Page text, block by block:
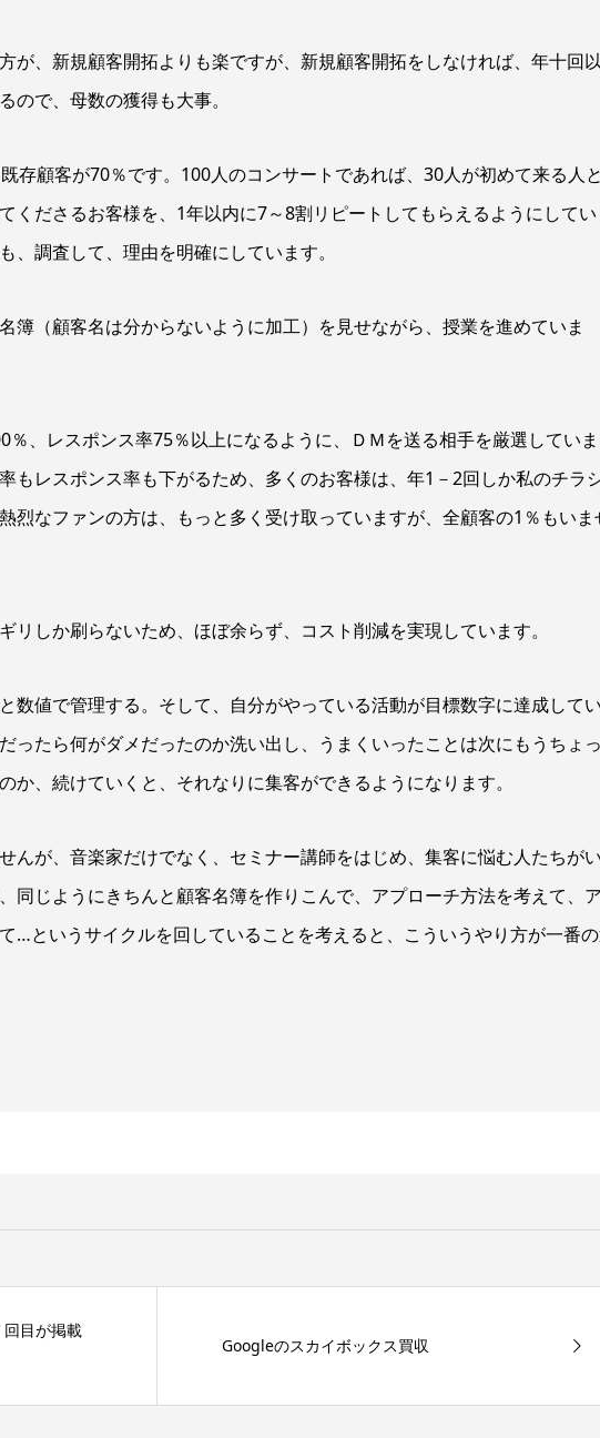
が、新規顧客開拓よりも楽ですが、新規顧客開拓をしなければ、年十回以
ので、母数の獲得も大事。
存顧客が70％です。100人のコンサートであれば、30人が初めて来る人と
くださるお客様を、1年以内に7～8割リピートしてもらえるようにしてい
調査して、理由を明確にしています。
簿（顧客名は分からないように加工）を見せながら、授業を進めていま
％、レスポンス率75％以上になるように、ＤＭを送る相手を厳選していま
もレスポンス率も下がるため、多くのお客様は、年1－2回しか私のチラ
烈なファンの方は、もっと多く受け取っていますが、全顧客の1％もいま
リしか刷らないため、ほぼ余らず、コスト削減を実現しています。
数値で管理する。そして、自分がやっている活動が目標数字に達成してい
ったら何がダメだったのか洗い出し、うまくいったことは次にもうちょっ
か、続けていくと、それなりに集客ができるようになります。
んが、音楽家だけでなく、セミナー講師をはじめ、集客に悩む人たちがい
同じようにきちんと顧客名簿を作りこんで、アプローチ方法を考えて、ア
…というサイクルを回していることを考えると、こういうやり方が一番
目が掲載
Googleのスカイボックス買収